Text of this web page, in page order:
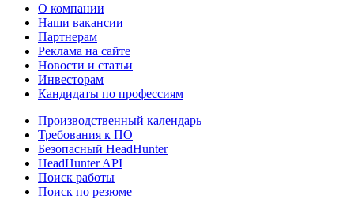
О компании
Наши вакансии
Партнерам
Реклама на сайте
Новости и статьи
Инвесторам
Кандидаты по профессиям
Производственный календарь
Требования к ПО
Безопасный HeadHunter
HeadHunter API
Поиск работы
Поиск по резюме